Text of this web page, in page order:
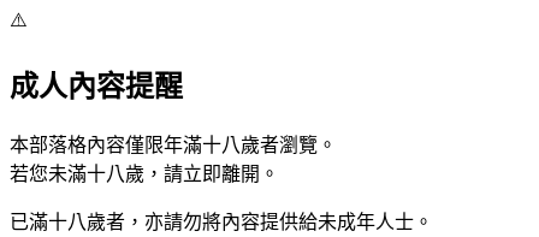
⚠️
成人內容提醒
本部落格內容僅限年滿十八歲者瀏覽。
若您未滿十八歲，請立即離開。
已滿十八歲者，亦請勿將內容提供給未成年人士。